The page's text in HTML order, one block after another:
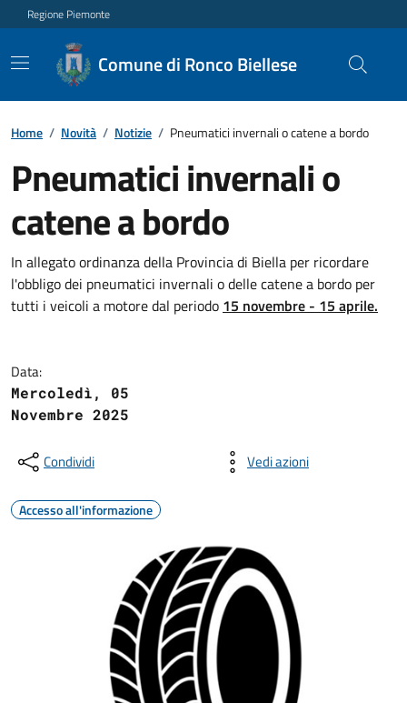
Regione Piemonte
Comune di Ronco Biellese
Home / Novità / Notizie / Pneumatici invernali o catene a bordo
Pneumatici invernali o
catene a bordo
In allegato ordinanza della Provincia di Biella per ricordare
l'obbligo dei pneumatici invernali o delle catene a bordo per
tutti i veicoli a motore dal periodo 15 novembre - 15 aprile.
Data:
Mercoledì, 05
Novembre 2025
Condividi Vedi azioni
Accesso all'informazione